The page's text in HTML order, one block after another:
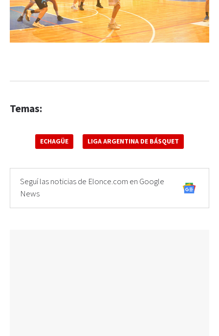
Temas:
ECHAGÜE LIGA ARGENTINA DE BÁSQUET
Seguí las noticias de Elonce.com en Google
News